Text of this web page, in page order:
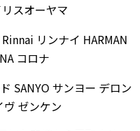
スオーヤマ
リンナイ HARMAN
コロナ
SANYO サンヨー デロン
ゼンケン